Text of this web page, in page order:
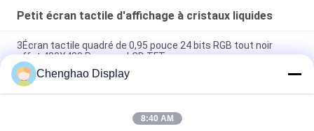
Petit écran tactile d'affichage à cristaux liquides
3Écran tactile quadré de 0,95 pouce 24 bits RGB tout noir
effet 480X480 Panneau LCD TFT
Panneau d'affichage à écran tactile couleur de 3 pouces
800x268 pixels 25 broches IPS Tft Lcd Module
5Écran tactile LCD petit de 0,5 pouce 1080*1920 pixels 31
Chenghao Display
8:40 AM